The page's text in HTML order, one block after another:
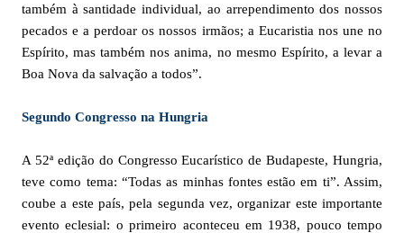
também à santidade individual, ao arrependimento dos nossos
pecados e a perdoar os nossos irmãos; a Eucaristia nos une no
Espírito, mas também nos anima, no mesmo Espírito, a levar a
Boa Nova da salvação a todos”.
Segundo Congresso na Hungria
A 52ª edição do Congresso Eucarístico de Budapeste, Hungria,
teve como tema: “Todas as minhas fontes estão em ti”. Assim,
coube a este país, pela segunda vez, organizar este importante
evento eclesial: o primeiro aconteceu em 1938, pouco tempo